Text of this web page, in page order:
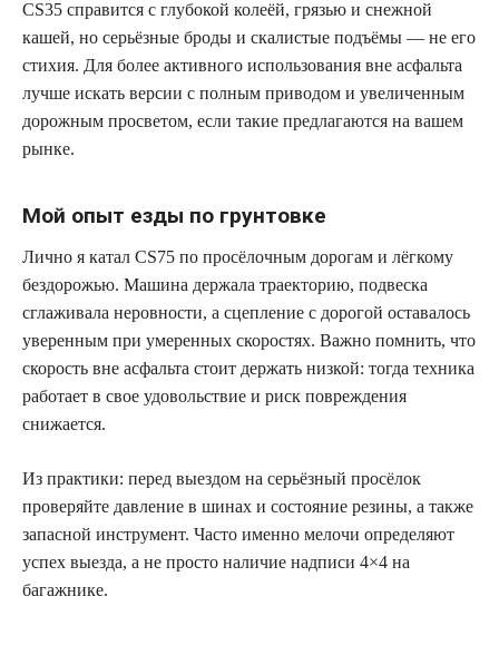
CS35 справится с глубокой колеёй, грязью и снежной
кашей, но серьёзные броды и скалистые подъёмы — не его
стихия. Для более активного использования вне асфальта
лучше искать версии с полным приводом и увеличенным
дорожным просветом, если такие предлагаются на вашем
рынке.
Мой опыт езды по грунтовке
Лично я катал CS75 по просёлочным дорогам и лёгкому
бездорожью. Машина держала траекторию, подвеска
сглаживала неровности, а сцепление с дорогой оставалось
уверенным при умеренных скоростях. Важно помнить, что
скорость вне асфальта стоит держать низкой: тогда техника
работает в свое удовольствие и риск повреждения
снижается.
Из практики: перед выездом на серьёзный просёлок
проверяйте давление в шинах и состояние резины, а также
запасной инструмент. Часто именно мелочи определяют
успех выезда, а не просто наличие надписи 4×4 на
багажнике.